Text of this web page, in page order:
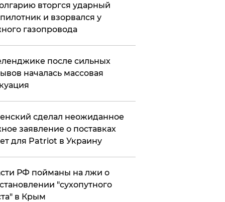
вторгся ударный
и взорвался у
газопровода
после сильных
началась массовая
сделал неожиданное
заявление о поставках
для Patriot в Украину
РФ пойманы на лжи о
"сухопутного
в Крым